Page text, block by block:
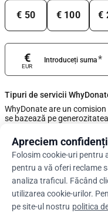
€ 50 € 100 €
Introduceți suma*
€
EUR
Tipuri de servicii
WhyDonate are un
se bazează pe
folosind cursorul sau
0%
Introduceți un bacșiș
Apreciem
Folosim cookie-uri pentru
pentru a vă oferi reclame
analiza traficul. Făcând
utilizarea cookie-urilor.
pe site-ul nostru politica